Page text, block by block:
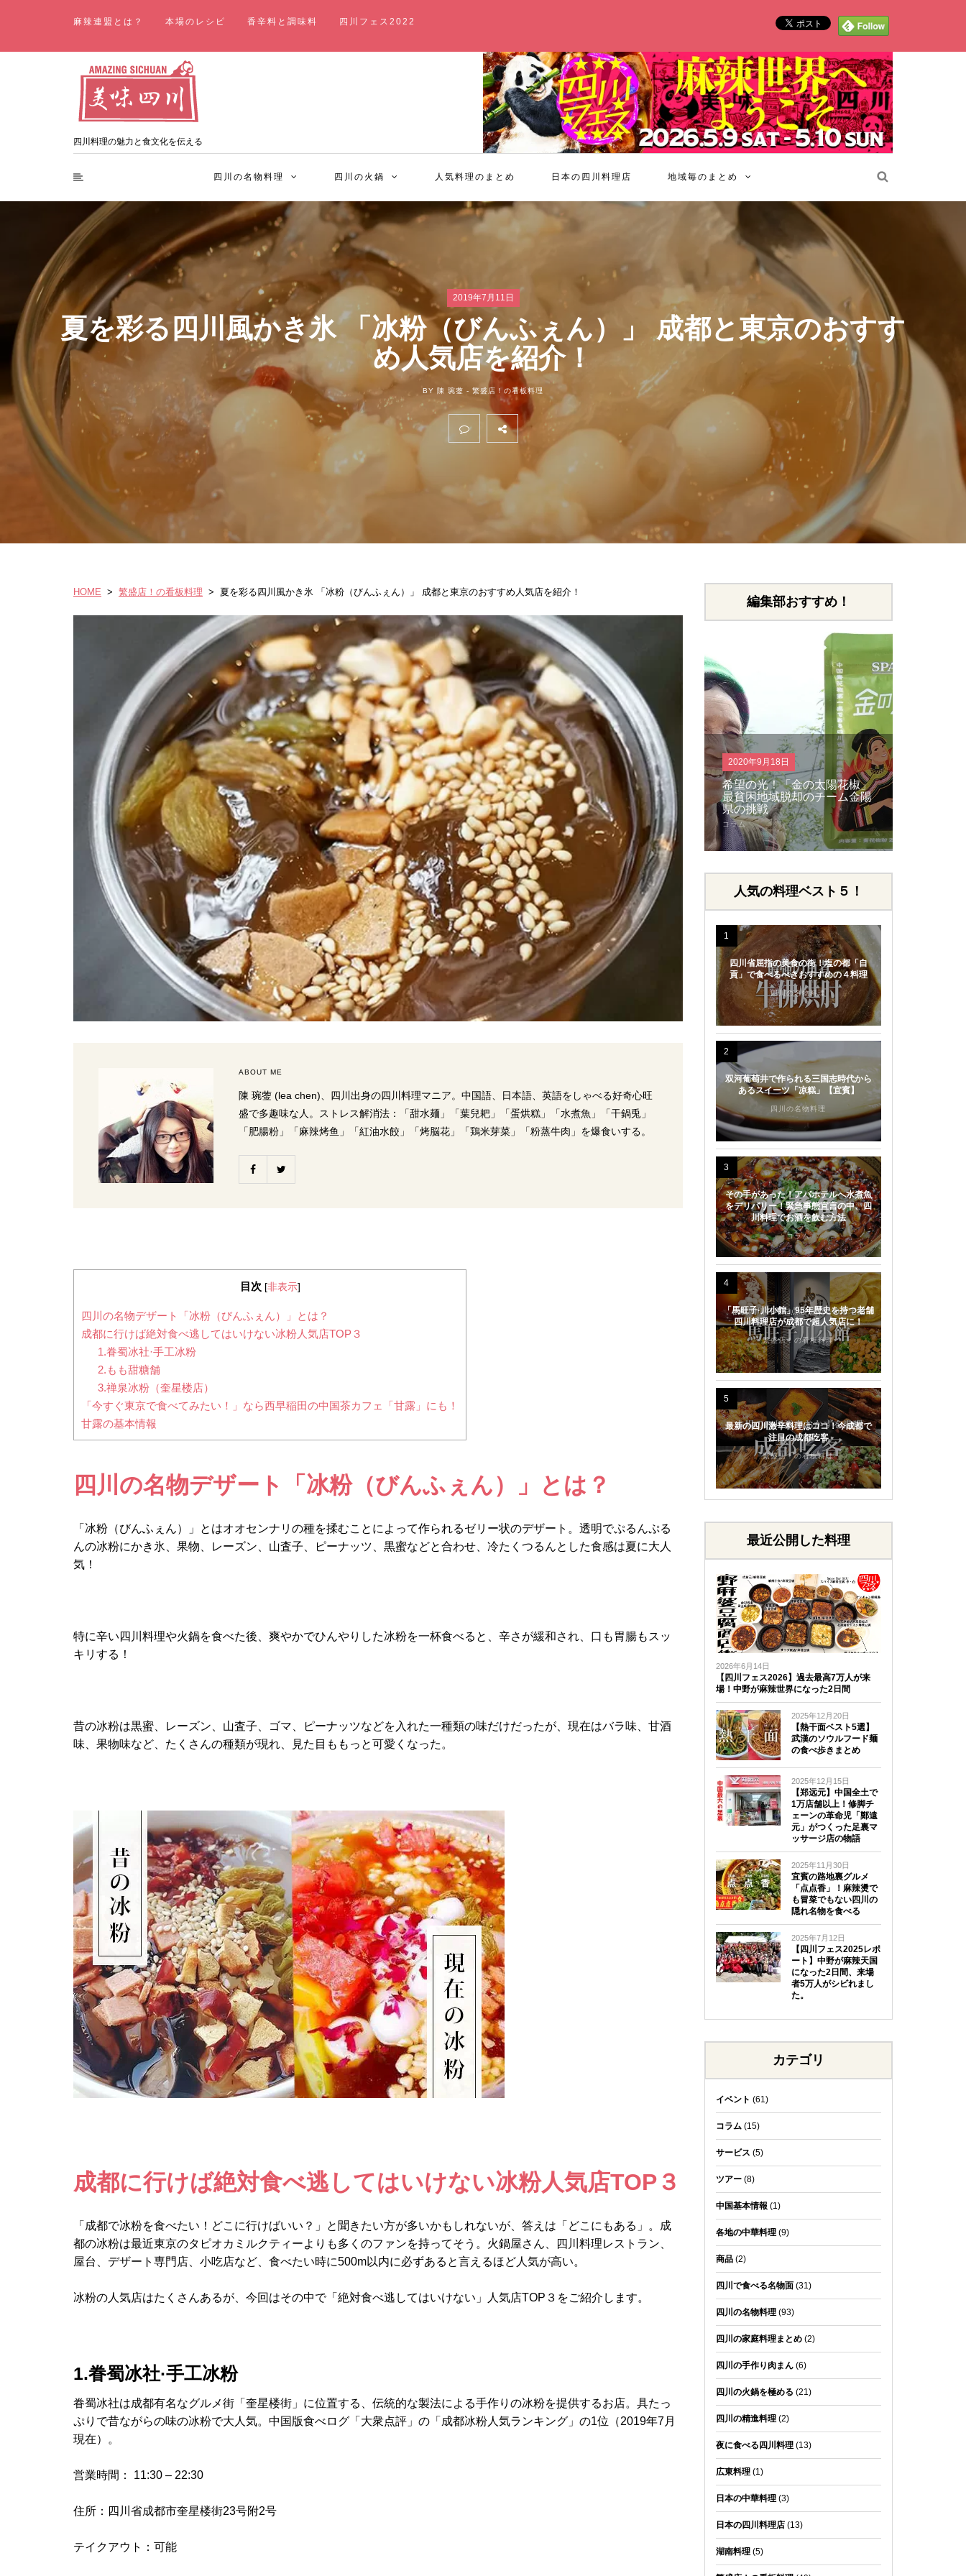
麻辣連盟とは？ 本場のレシピ 香辛料と調味料 四川フェス2022
四川料理の魅力と食文化を伝える
四川の名物料理 四川の火鍋 人気料理のまとめ 日本の四川料理店 地域毎のまとめ
2019年7月11日
夏を彩る四川風かき氷 「冰粉（びんふぇん）」 成都と東京のおすす
め人気店を紹介！
BY 陳 琬蓥 - 繁盛店！の看板料理
HOME > 繁盛店！の看板料理 > 夏を彩る四川風かき氷 「冰粉（びんふぇん）」 成都と東京のおすすめ人気店を紹介！
ABOUT ME
陳 琬蓥 (lea chen)、四川出身の四川料理マニア。中国語、日本語、英語をしゃべる好奇心旺
盛で多趣味な人。ストレス解消法：「甜水麺」「葉兒耙」「蛋烘糕」「水煮魚」「干鍋兎」
「肥腸粉」「麻辣烤鱼」「紅油水餃」「烤脳花」「鶏米芽菜」「粉蒸牛肉」を爆食いする。
目次 [非表示]
四川の名物デザート「冰粉（びんふぇん）」とは？
成都に行けば絶対食べ逃してはいけない冰粉人気店TOP３
1.眷蜀冰社·手工冰粉
2.もも甜糖舗
3.禅泉冰粉（奎星楼店）
「今すぐ東京で食べてみたい！」なら西早稲田の中国茶カフェ「甘露」にも！
甘露の基本情報
四川の名物デザート「冰粉（びんふぇん）」とは？
「冰粉（びんふぇん）」とはオオセンナリの種を揉むことによって作られるゼリー状のデザート。透明でぷるんぷる
んの冰粉にかき氷、果物、レーズン、山査子、ピーナッツ、黒蜜などと合わせ、冷たくつるんとした食感は夏に大人
気！
特に辛い四川料理や火鍋を食べた後、爽やかでひんやりした冰粉を一杯食べると、辛さが緩和され、口も胃腸もスッ
キリする！
昔の冰粉は黒蜜、レーズン、山査子、ゴマ、ピーナッツなどを入れた一種類の味だけだったが、現在はバラ味、甘酒
味、果物味など、たくさんの種類が現れ、見た目ももっと可愛くなった。
成都に行けば絶対食べ逃してはいけない冰粉人気店TOP３
「成都で冰粉を食べたい！どこに行けばいい？」と聞きたい方が多いかもしれないが、答えは「どこにもある」。成
都の冰粉は最近東京のタピオカミルクティーよりも多くのファンを持ってそう。火鍋屋さん、四川料理レストラン、
屋台、デザート専門店、小吃店など、食べたい時に500m以内に必ずあると言えるほど人気が高い。
冰粉の人気店はたくさんあるが、今回はその中で「絶対食べ逃してはいけない」人気店TOP３をご紹介します。
1.眷蜀冰社·手工冰粉
眷蜀冰社は成都有名なグルメ街「奎星楼街」に位置する、伝統的な製法による手作りの冰粉を提供するお店。具たっ
ぷりで昔ながらの味の冰粉で大人気。中国版食べログ「大衆点評」の「成都冰粉人気ランキング」の1位（2019年7月
現在）。
営業時間： 11:30 – 22:30
住所：四川省成都市奎星楼街23号附2号
テイクアウト：可能
編集部おすすめ！
びれまくるマー活！
を超える次のブーム
2021年12月29日
【保存版】麻辣民主化への一
歩！麻辣グランプリ2021完全
レポート（1万字）
イベント
2021年2月13日
66店舗が参加！累計リツイー
ト1.2万回以上！新しい可能
性を切り開いた四川フェス
2020@オンラインのまとめ
2020年9月18日
希望の光！「金の太陽花椒」
最貧困地域脱却のチーム金陽
県の挑戦
コラム
2018年4月21日
6万5千人が歓喜！日本で一番
熱い四川料理の日！四川フェ
ス2018大成功！！
イベント
人気の料理ベスト５！
1
四川省屈指の美食の街！塩の都「自
貢」で食べるべきおすすめの４料理
四川の名物料理
2
双河葡萄井で作られる三国志時代から
あるスイーツ「凉糕」【宜賓】
四川の名物料理
3
その手があった！アパホテルへ水煮魚
をデリバリー！緊急事態宣言の中、四
川料理でお酒を飲む方法
コラム
4
「馬旺子·川小館」95年歴史を持つ老舗
四川料理店が成都で超人気店に！
繁盛店！の看板料理
5
最新の四川激辛料理はココ！今成都で
注目の成都吃客
繁盛店！の看板料理
最近公開した料理
2026年6月14日
【四川フェス2026】過去最高7万人が来
場！中野が麻辣世界になった2日間
2025年12月20日
【熱干面ベスト5選】
武漢のソウルフード麺
の食べ歩きまとめ
2025年12月15日
【郑远元】中国全土で
1万店舗以上！修脚チ
ェーンの革命児「鄭遠
元」がつくった足裏マ
ッサージ店の物語
2025年11月30日
宜賓の路地裏グルメ
「点点香」！麻辣燙で
も冒菜でもない四川の
隠れ名物を食べる
2025年7月12日
【四川フェス2025レポ
ート】中野が麻辣天国
になった2日間、来場
者5万人がシビれまし
た。
カテゴリ
イベント (61)
コラム(15)
サービス (5)
ツアー(8)
中国基本情報 (1)
各地の中華料理(9)
商品(2)
四川で食べる名物面(31)
四川の名物料理(93)
四川の家庭料理まとめ(2)
四川の手作り肉まん(6)
四川の火鍋を極める (21)
四川の精進料理(2)
夜に食べる四川料理(13)
広東料理(1)
日本の中華料理(3)
日本の四川料理店(13)
湖南料理(5)